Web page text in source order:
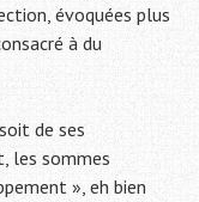
évoquées plus
à du
de ses
les sommes
», eh bien